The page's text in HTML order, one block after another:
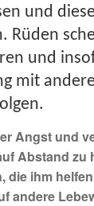
2022
2022
2021
und
Rüden
und
mit
Angst und
Abstand zu
die ihm
andere